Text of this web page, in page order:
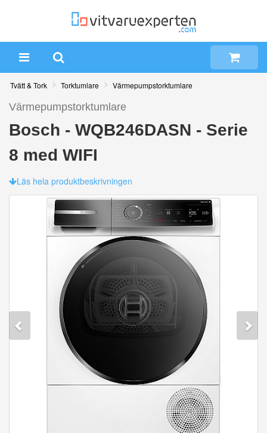
Tvätt & Tork Torktumlare Värmepumpstorktumlare
Värmepumpstorktumlare
Bosch - WQB246DASN - Serie
8 med WIFI
Läs hela produktbeskrivningen